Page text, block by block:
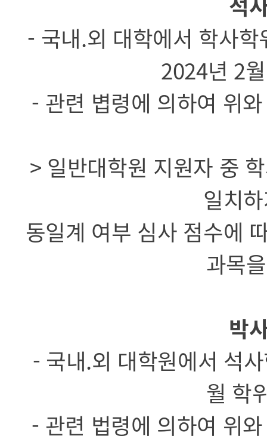
- 국내.외 대학에서 학사
2024년 2
- 관련 볍령에 의하여 위
> 일반대학원 지원자 중
일치
동일계 여부 심사 점수에
과목
박
- 국내.외 대학원에서 석
월 학
- 관련 법령에 의하여 위